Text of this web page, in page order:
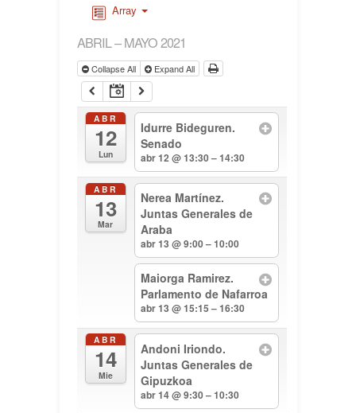
Array
ABRIL – MAYO 2021
Collapse All Expand All
ABR
12
Lun
Idurre Bideguren.
Senado
abr 12 @ 13:30 – 14:30
ABR
13
Mar
Nerea Martínez.
Juntas Generales de
Araba
abr 13 @ 9:00 – 10:00
Maiorga Ramirez.
Parlamento de Nafarroa
abr 13 @ 15:15 – 16:30
ABR
14
Mie
Andoni Iriondo.
Juntas Generales de
Gipuzkoa
abr 14 @ 9:30 – 10:30